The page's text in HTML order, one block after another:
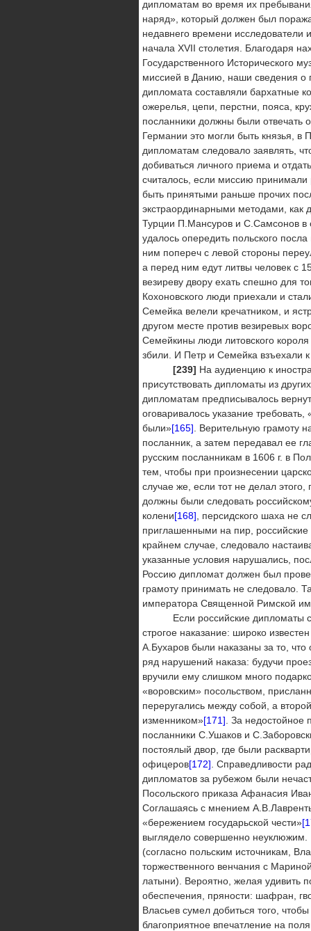
дипломатам во время их
наряд», который должен был
недавнего времени
начала XVII столетия. Благодаря
Государственного Исторического
миссией в Данию, наши сведения о
дипломата составляли бархатные
ожерелья, цепи, перстни, пояса,
посланники должны были отвечать
Германии это могли быть князья,
дипломатам следовало заявлять,
добиваться личного приема и
считалось, если миссию принимали
быть принятыми раньше прочих
экстраординарными методами, как
Турции П.Мансуров и С.Самсонов в
удалось опередить польского
ним попереч с левой стороны
а перед ним едут литвы человек с
везиреву двору ехать спешно для
Кохоновского люди приехали и
Семейка велели кречатником, и
другом месте против везиревых
Семейкины люди литовского
збили. И Петр и Семейка взъехали
[239] На аудиенцию к
присутствовать дипломаты из
дипломатам предписывалось
оговаривалось указание
были»[165] . Верительную грамоту
посланник, а затем передавал ее
русским посланникам в 1606 г. в
тем, чтобы при произнесении
случае же, если тот не делал
должны были следовать
колени[168] , персидского шаха не
приглашенными на пир,
крайнем случае, следовало
указанные условия нарушались,
Россию дипломат должен был
грамоту принимать не следовало.
императора Священной Римской
Если российские дипломаты
строгое наказание: широко
А.Бухаров были наказаны за то,
ряд нарушений наказа: будучи
вручили ему слишком много
«воровским» посольством,
переругались между собой, а
изменником»[171] . За
посланники С.Ушаков и
постоялый двор, где были
офицеров[172] . Справедливости
дипломатов за рубежом были
Посольского приказа Афанасия
Соглашаясь с мнением
«бережением государьской чести»
выглядело совершенно
(согласно польским источникам,
торжественного венчания с
латыни). Вероятно, желая удивить
обеспечения, пряности: шафран,
Власьев сумел добиться того,
благоприятное впечатление на